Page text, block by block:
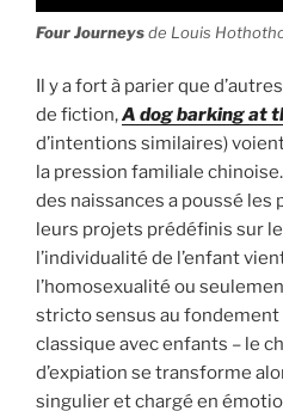
Four Journeysde Louis
Il y a fort à parier que
de fiction,A dog barking at
d’intentions similaires)
la pression familiale
des naissances a poussé
leurs projets prédéfinis sur
l’individualité de l’enfant
l’homosexualité ou
stricto sensus au fondement
classique avec enfants – le
d’expiation se transforme
singulier et chargé en